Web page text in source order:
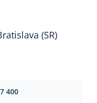
(SR)
400